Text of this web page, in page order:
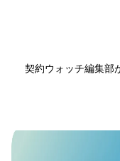
契約ウォッチ編集部